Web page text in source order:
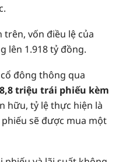
vốn điều lệ của
lên 1.918 tỷ đồng.
đông thông qua
triệu trái phiếu kèm
hữu, tỷ lệ thực hiện là
sẽ được mua một